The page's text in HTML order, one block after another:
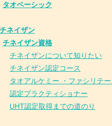
タオベーシック
ネイザン
チネイザン資格
チネイザンについて知りたい
チネイザン認定コース
タオアルケミー ・ファシリテ
認定プラクティショナー
UHT認定取得までの道のり